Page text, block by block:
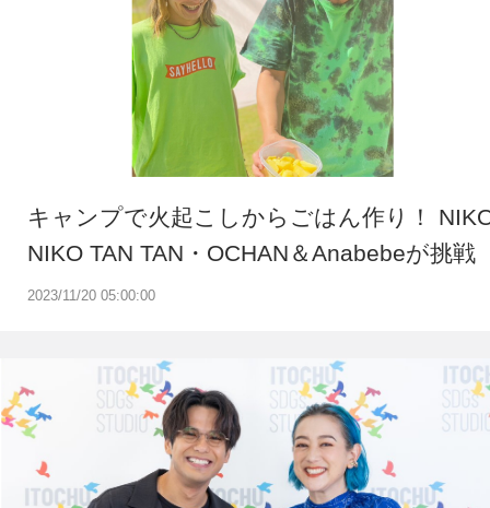
2023/11/20 05:00:00
キャンプで火起こしからごはん作り！
NIKO TAN TAN・OCHAN＆Anabebeが挑戦